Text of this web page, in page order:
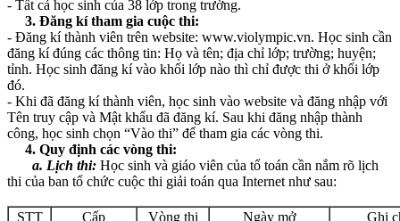
- Tất cả học sinh của 38 lớp trong trường.
3. Đăng kí tham gia cuộc thi:
- Đăng kí thành viên trên website: www.violympic.vn. Học sinh cần
đăng kí đúng các thông tin: Họ và tên; địa chỉ lớp; trường; huyện;
tỉnh. Học sinh đăng kí vào khối lớp nào thì chỉ được thi ở khối lớp
đó.
- Khi đã đăng kí thành viên, học sinh vào website và đăng nhập với
Tên truy cập và Mật khẩu đã đăng kí. Sau khi đăng nhập thành
công, học sinh chọn “Vào thi” để tham gia các vòng thi.
4. Quy định các vòng thi:
a. Lịch thi: Học sinh và giáo viên của tổ toán cần nắm rõ lịch
thi của ban tổ chức cuộc thi giải toán qua Internet như sau:
STT Cấp Vòng thi Ngày mở Ghi